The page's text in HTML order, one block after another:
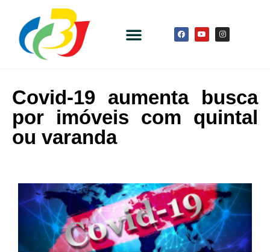
Covid-19 aumenta busca
por imóveis com quintal
ou varanda